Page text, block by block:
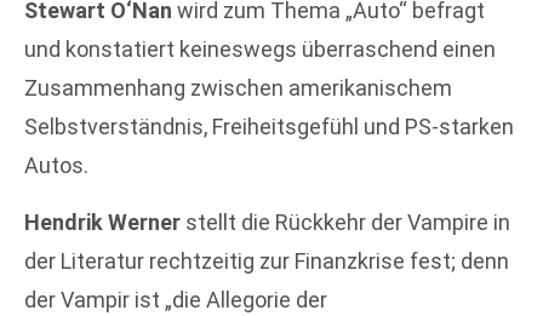
Stewart O‘Nan wird zum Thema „Auto“ befragt
und konstatiert keineswegs überraschend einen
Zusammenhang zwischen amerikanischem
Selbstverständnis, Freiheitsgefühl und PS-starken
Autos.
Hendrik Werner stellt die Rückkehr der Vampire in
der Literatur rechtzeitig zur Finanzkrise fest; denn
der Vampir ist „die Allegorie der